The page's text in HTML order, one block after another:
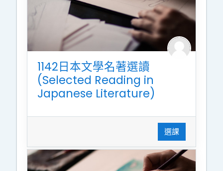
1142日本文學名著選讀
(Selected Reading in
Japanese Literature)
選課